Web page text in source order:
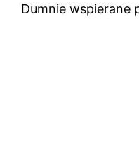
Dumnie wspierane